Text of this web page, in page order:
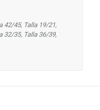
42/45, Talla 19/21,
32/35, Talla 36/39,